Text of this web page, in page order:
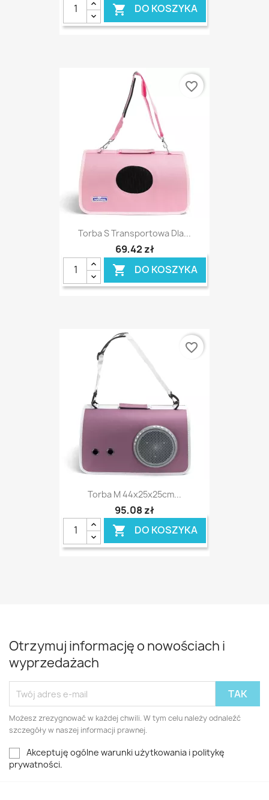
 DO KOSZYKA
Torba S Transportowa Dla...
69,42 zł
 DO KOSZYKA
favorite_border
Torba M 44x25x25cm...
95,08 zł
 DO KOSZYKA
favorite_border
Otrzymuj informację o nowościach i
wyprzedażach
Możesz zrezygnować w każdej chwili. W tym celu należy odnaleźć
szczegóły w naszej informacji prawnej.
Akceptuję ogólne warunki użytkowania i politykę
prywatności.